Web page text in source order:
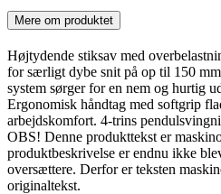
Mere om produktet
Højtydende stiksav med
for særligt dybe snit på op til 150
system sørger for en nem og hurtig
Ergonomisk håndtag med softgrip
arbejdskomfort. 4-trins
OBS! Denne produkttekst er
produktbeskrivelse er endnu ikke
oversættere. Derfor er teksten
originaltekst.